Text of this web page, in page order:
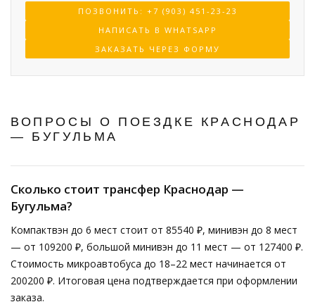
ПОЗВОНИТЬ: +7 (903) 451-23-23
НАПИСАТЬ В WHATSAPP
ЗАКАЗАТЬ ЧЕРЕЗ ФОРМУ
ВОПРОСЫ О ПОЕЗДКЕ КРАСНОДАР
— БУГУЛЬМА
Сколько стоит трансфер Краснодар —
Бугульма?
Компактвэн до 6 мест стоит от 85540 ₽, минивэн до 8 мест
— от 109200 ₽, большой минивэн до 11 мест — от 127400 ₽.
Стоимость микроавтобуса до 18–22 мест начинается от
200200 ₽. Итоговая цена подтверждается при оформлении
заказа.